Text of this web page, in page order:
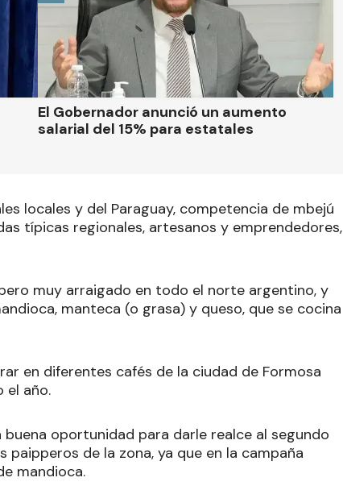
El Gobernador anunció un aumento
salarial del 15% para estatales
locales y del Paraguay, competencia de mbejú
típicas regionales, artesanos y emprendedores,
muy arraigado en todo el norte argentino, y
manteca (o grasa) y queso, que se cocina
en diferentes cafés de la ciudad de Formosa
el año.
oportunidad para darle realce al segundo
de la zona, ya que en la campaña
mandioca.